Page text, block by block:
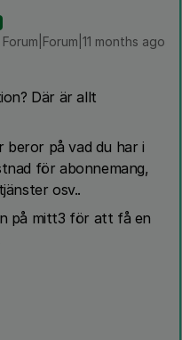
Forum|Forum|11 months ago
Där är allt
beror på vad du har i
för abonnemang,
osv..
på mitt3 för att få en